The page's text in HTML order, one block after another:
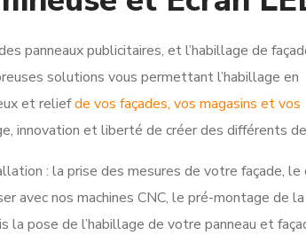
panneaux publicitaires, et l’habillage de
solutions vous permettant l’habillage en
et reliefde vos façades, vos magasins et vos
innovation et liberté de créer des différents
: la prise des mesures de votre façade, le
avec nos machines CNC, le pré-montage de la
pose de l’habillage de votre panneau et